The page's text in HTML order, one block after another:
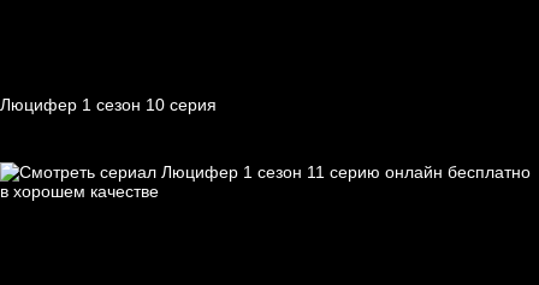
Люцифер 1 cезон 10 cерия